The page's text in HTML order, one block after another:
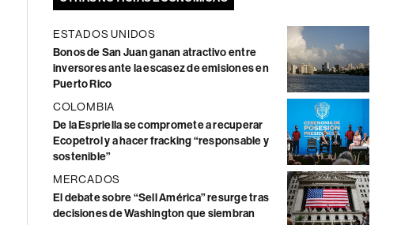
ESTADOS UNIDOS
Bonos de San Juan ganan atractivo entre
inversores ante la escasez de emisiones en
Puerto Rico
COLOMBIA
De la Espriella se compromete a recuperar
Ecopetrol y a hacer fracking “responsable y
sostenible”
MERCADOS
El debate sobre “Sell América” resurge tras
decisiones de Washington que siembran